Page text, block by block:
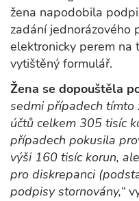
žena napodobila
zadání jednorázového
elektronicky perem na
vytištěný formulář.
Žena se dopouštěla
sedmi případech tímto
účtů celkem 305 tisíc
případech pokusila
výši 160 tisíc korun,
pro diskrepanci
podpisy stornovány,“